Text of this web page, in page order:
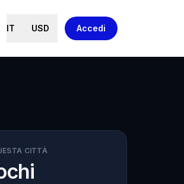
IT USD Accedi
CITTÀ